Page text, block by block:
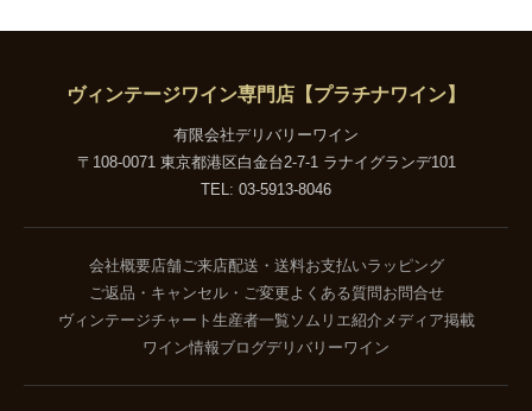
ヴィンテージワイン専門店【プラチナワイン】
有限会社デリバリーワイン
〒108-0071 東京都港区白金台2-7-1 ラナイグランデ101
TEL: 03-5913-8046
会社概要店舗ご来店配送・送料お支払いラッピング
ご返品・キャンセル・ご変更よくある質問 お問合せ
ヴィンテージチャート 生産者一覧 ソムリエ紹介 メディア掲載
ワイン情報ブログデリバリーワイン